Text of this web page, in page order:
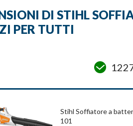
DI STIHL
PER TUTTI
Stihl Soffiatore a
101